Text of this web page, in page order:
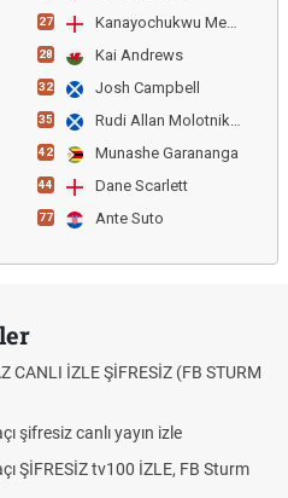
27 Kanayochukwu Megwa
28 Kai Andrews
32 Josh Campbell
35 Rudi Allan Molotnikov
42 Munashe Garananga
44 Dane Scarlett
77 Ante Suto
CANLI İZLE ŞİFRESİZ (FB STURM
şifresiz canlı yayın izle
ŞİFRESİZ tv100 İZLE, FB Sturm